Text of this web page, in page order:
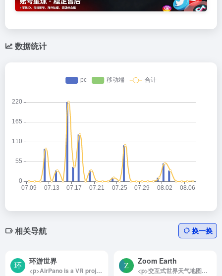
数据统计
相关导航 换一换
环游世界
<p>AirPano is a VR project created by a team of Russian photographers focused on taking high-resolution aerial 360° photographs and 360° video. Today AirPano is the largest virtual travel resource in the world &#8212; by geographical coverage, number of aerial photographs, and artistic and technical quality of the images — featuring 360° panoramas and 360° videos of the highest quality shot from a bird&#8217;s eye view.</p><p>AirPano 是由一个俄罗斯摄影师团队创建的虚拟现实项目，专注于拍摄高分辨率的空中 360°照片和 360°视频。如今，AirPano 是世界上最大的虚拟旅行资源——就地理覆盖范围、航拍照片数量以及图像的艺术和技术质量而言——以从鸟瞰视角拍摄的最高质量的 360°全景图和 360°视频为特色。</p><img decoding="async" data-src="//www.40000.net/wp-content/uploads/2024/12/20241215075924-675e8c5c6a362.png" src="https://www.40000.net/wp-content/themes/onenav/images/t.png" alt="环游世界"><p>&nbsp;</p>
Zoom Earth
<p>交互式世界天气地图，实时图像每 10 分钟更新一次，提供风暴、天气预报、降水、火警等数据。</p>